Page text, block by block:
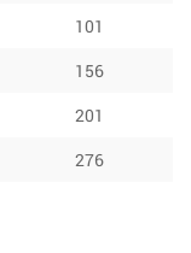
101
156
201
276